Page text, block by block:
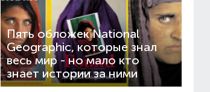
Пять обложек National
Geographic, которые знал
весь мир - но мало кто
знает истории за ними